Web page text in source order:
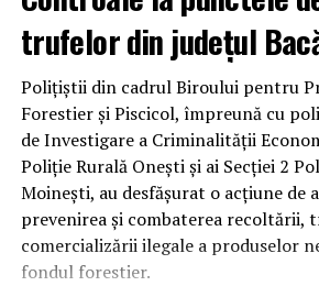
trufelor din județul
Polițiștii din cadrul Biroului pentru
Forestier și Piscicol, împreună cu
de Investigare a Criminalității
Poliție Rurală Onești și ai Secției 2
Moinești, au desfășurat o acțiune de
prevenirea și combaterea recoltării,
comercializării ilegale a produselor
fondul forestier.